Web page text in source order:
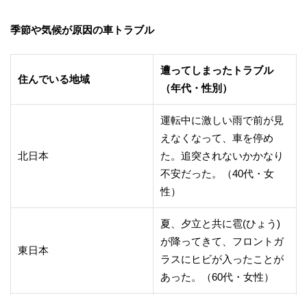
季節や気候が原因の車トラブル
住んでいる地域
遭ってしまったトラブル
（年代・性別）
北日本
運転中に激しい雨で前が見
えなくなって、車を停め
た。追突されないかかなり
不安だった。（40代・女
性）
東日本
夏、夕立と共に雹(ひょう)
が降ってきて、フロントガ
ラスにヒビが入ったことが
あった。（60代・女性）